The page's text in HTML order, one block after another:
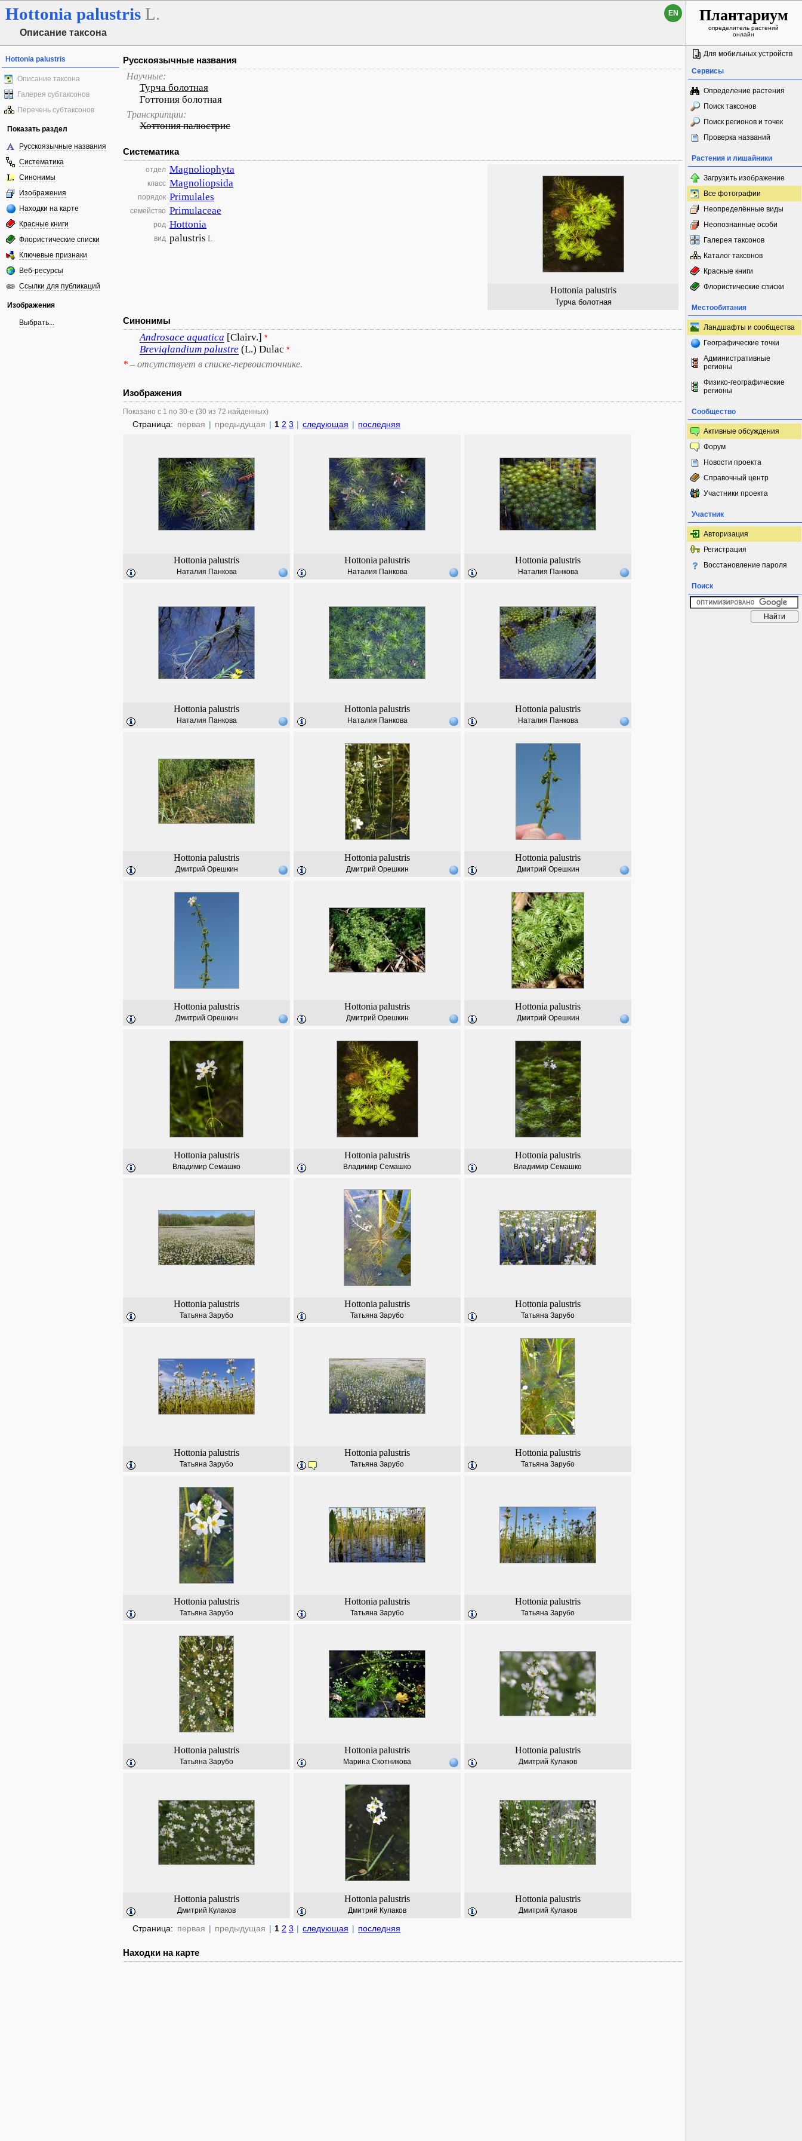
Hottonia palustris L.
Описание таксона
EN Плантариум
определитель растений
онлайн
Hottonia palustris
Описание таксона
Галерея субтаксонов
Перечень субтаксонов
Показать раздел
Русскоязычные названия
Систематика
Синонимы
Изображения
Находки на карте
Красные книги
Флористические списки
Ключевые признаки
Веб-ресурсы
Ссылки для публикаций
Изображения
Выбрать...
Русскоязычные названия
Научные:
Турча болотная
Готтония болотная
Транскрипции:
Хоттония палюстрис
Систематика
Hottonia palustris
Турча болотная
отдел Magnoliophyta
класс Magnoliopsida
порядок Primulales
семейство Primulaceae
род Hottonia
вид palustris L.
Синонимы
Androsace aquatica [Clairv.] *
Breviglandium palustre (L.) Dulac *
* – отсутствует в списке-первоисточнике.
Изображения
Показано с 1 по 30-е (30 из 72 найденных)
Страница: первая | предыдущая | 1 2 3 | следующая | последняя
Hottonia palustris
Наталия Панкова
Hottonia palustris
Наталия Панкова
Hottonia palustris
Наталия Панкова
Hottonia palustris
Наталия Панкова
Hottonia palustris
Наталия Панкова
Hottonia palustris
Наталия Панкова
Hottonia palustris
Дмитрий Орешкин
Hottonia palustris
Дмитрий Орешкин
Hottonia palustris
Дмитрий Орешкин
Hottonia palustris
Дмитрий Орешкин
Hottonia palustris
Дмитрий Орешкин
Hottonia palustris
Дмитрий Орешкин
Hottonia palustris
Владимир Семашко
Hottonia palustris
Владимир Семашко
Hottonia palustris
Владимир Семашко
Hottonia palustris
Татьяна Зарубо
Hottonia palustris
Татьяна Зарубо
Hottonia palustris
Татьяна Зарубо
Hottonia palustris
Татьяна Зарубо
Hottonia palustris
Татьяна Зарубо
Hottonia palustris
Татьяна Зарубо
Hottonia palustris
Татьяна Зарубо
Hottonia palustris
Татьяна Зарубо
Hottonia palustris
Татьяна Зарубо
Hottonia palustris
Татьяна Зарубо
Hottonia palustris
Марина Скотникова
Hottonia palustris
Дмитрий Кулаков
Hottonia palustris
Дмитрий Кулаков
Hottonia palustris
Дмитрий Кулаков
Hottonia palustris
Дмитрий Кулаков
Страница: первая | предыдущая | 1 2 3 | следующая | последняя
Находки на карте
Для мобильных устройств
Сервисы
Определение растения
Поиск таксонов
Поиск регионов и точек
Проверка названий
Растения и лишайники
Загрузить изображение
Все фотографии
Неопределённые виды
Неопознанные особи
Галерея таксонов
Каталог таксонов
Красные книги
Флористические списки
Местообитания
Ландшафты и сообщества
Географические точки
Административные
регионы
Физико-географические
регионы
Сообщество
Активные обсуждения
Форум
Новости проекта
Справочный центр
Участники проекта
Участник
Авторизация
Регистрация
Восстановление пароля
Поиск